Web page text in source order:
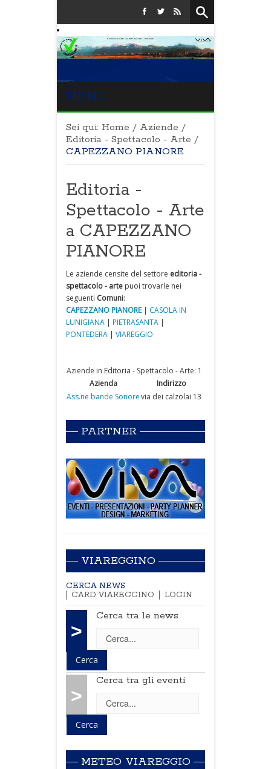
MENU
Sei qui: Home / Aziende /
Editoria - Spettacolo - Arte /
CAPEZZANO PIANORE
Editoria -
Spettacolo - Arte
a CAPEZZANO
PIANORE
Le aziende censite del settore editoria -
spettacolo - arte puoi trovarle nei
seguenti Comuni:
CAPEZZANO PIANORE| CASOLA IN
LUNIGIANA | PIETRASANTA |
PONTEDERA | VIAREGGIO
Aziende in Editoria - Spettacolo - Arte: 1
Azienda
Indirizzo
Ass.ne bande Sonorevia dei calzolai 13
PARTNER
VIAREGGINO
CERCA NEWS
CARD VIAREGGINO
LOGIN
>
Cerca tra le news
>
Cerca tra gli eventi
METEO VIAREGGIO